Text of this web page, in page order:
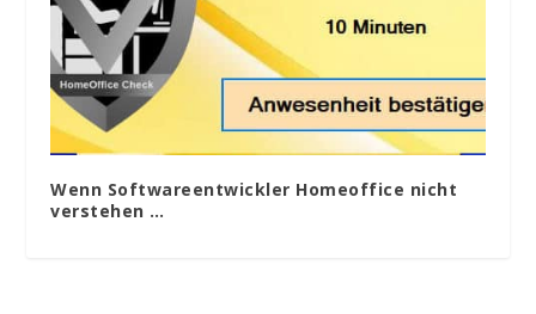
Wenn Softwareentwickler Homeoffice nicht
verstehen …